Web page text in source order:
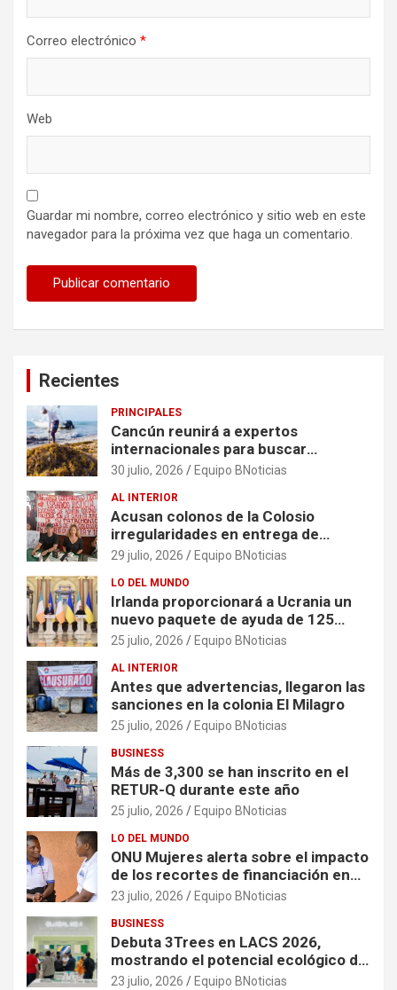
Correo electrónico *
Web
Guardar mi nombre, correo electrónico y sitio web en este
navegador para la próxima vez que haga un comentario.
Recientes
PRINCIPALES
Cancún reunirá a expertos
internacionales para buscar
soluciones al problema del sargazo
30 julio, 2026 Equipo BNoticias
AL INTERIOR
Acusan colonos de la Colosio
irregularidades en entrega de
escrituras
29 julio, 2026 Equipo BNoticias
LO DEL MUNDO
Irlanda proporcionará a Ucrania un
nuevo paquete de ayuda de 125
millones de euros
25 julio, 2026 Equipo BNoticias
AL INTERIOR
Antes que advertencias, llegaron las
sanciones en la colonia El Milagro
25 julio, 2026 Equipo BNoticias
BUSINESS
Más de 3,300 se han inscrito en el
RETUR-Q durante este año
25 julio, 2026 Equipo BNoticias
LO DEL MUNDO
ONU Mujeres alerta sobre el impacto
de los recortes de financiación en
organizaciones que apoyan a
crisis
23 julio, 2026 Equipo BNoticias
BUSINESS
Debuta 3Trees en LACS 2026,
mostrando el potencial ecológico de
China en América
23 julio, 2026 Equipo BNoticias